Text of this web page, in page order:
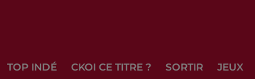
TOP INDÉ CKOI CE TITRE ? SORTIR JEUX